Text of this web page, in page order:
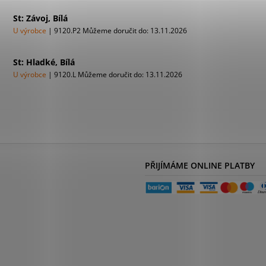
St: Závoj, Bílá
U výrobce | 9120.P2 Můžeme doručit do: 13.11.2026
St: Hladké, Bílá
U výrobce | 9120.L Můžeme doručit do: 13.11.2026
PŘIJÍMÁME ONLINE PLATBY